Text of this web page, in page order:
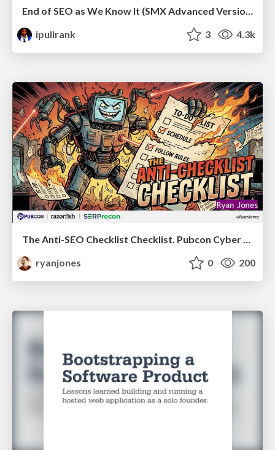
End of SEO as We Know It (SMX Advanced Version)
ipullrank
3 4.3k
The Anti-SEO Checklist Checklist. Pubcon Cyber Week
ryanjones
0 200